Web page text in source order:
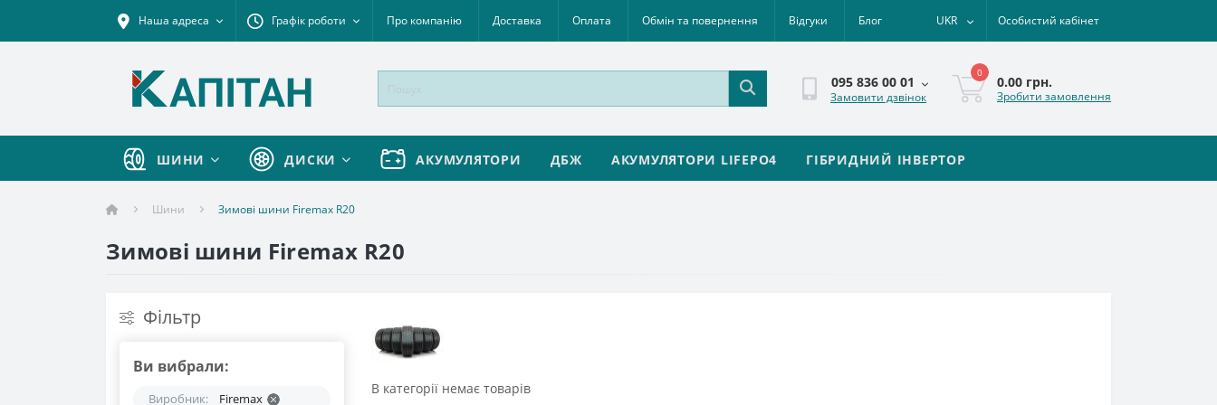
Наша адреса Графік роботи Про компанію Доставка Оплата Обмін та повернення Відгуки Блог UKR Особистий кабінет
095 836 00 01
Замовити дзвінок
0
0.00 грн.
Зробити замовлення
ШИНИ ДИСКИ АКУМУЛЯТОРИ ДБЖ АКУМУЛЯТОРИ LIFEPO4 ГІБРИДНИЙ ІНВЕРТОР
Шини Зимові шини Firemax R20
Зимові шини Firemax R20
Фільтр
Ви вибрали:
Виробник: Firemax
В категорії немає товарів